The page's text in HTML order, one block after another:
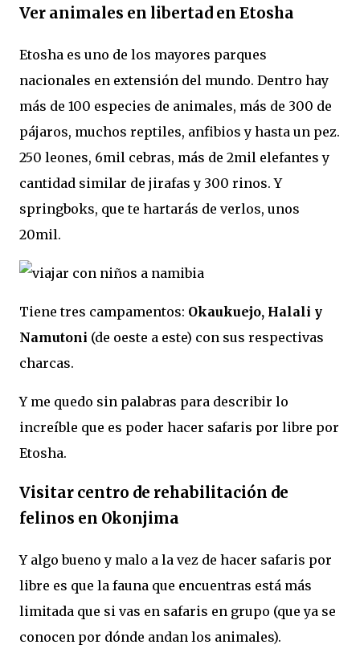
Ver animales en libertad en Etosha
Etosha es uno de los mayores parques
nacionales en extensión del mundo. Dentro hay
más de 100 especies de animales, más de 300 de
pájaros, muchos reptiles, anfibios y hasta un pez.
250 leones, 6mil cebras, más de 2mil elefantes y
cantidad similar de jirafas y 300 rinos. Y
springboks, que te hartarás de verlos, unos
20mil.
Tiene tres campamentos: Okaukuejo, Halali y
Namutoni (de oeste a este) con sus respectivas
charcas.
Y me quedo sin palabras para describir lo
increíble que es poder hacer safaris por libre por
Etosha.
Visitar centro de rehabilitación de
felinos en Okonjima
Y algo bueno y malo a la vez de hacer safaris por
libre es que la fauna que encuentras está más
limitada que si vas en safaris en grupo (que ya se
conocen por dónde andan los animales).